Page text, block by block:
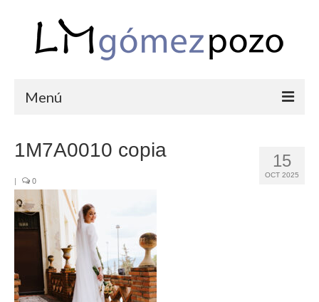
Menú
COMUNIONES
CORPORATIVAS
SEMANA SANTA
BLOG
15
OCT 2025
1M7A0010 copia
| 0